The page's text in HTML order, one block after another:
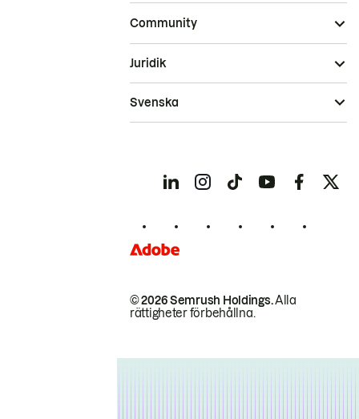
Community
© 2026 Semrush Holdings.Alla
rättigheter förbehållna.
Juridik
Svenska